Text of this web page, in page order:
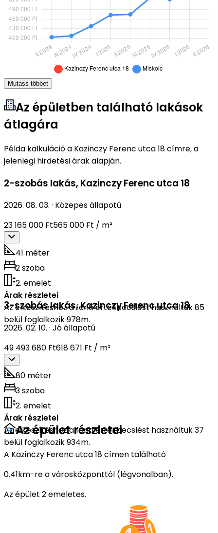
Mutass többet
Az épületben található lakások
átlagára
Példa kalkuláció a Kazinczy Ferenc utca 18 címre, a
jelenlegi hirdetési árak alapján.
2-szobás lakás, Kazinczy Ferenc utca 18
2026. 08. 03. · Közepes állapotú
23 165 000 Ft565 000 Ft / m²
41 méter
2 szoba
2. emelet
Árak részletei
Az elkészítéshez a fenti értékbecslést használtuk 85
belül foglalkozik 978m.
3-szobás lakás,Kazinczy Ferenc utca 18
2026. 02. 10. · Jó állapotú
49 493 680 Ft618 671 Ft / m²
80 méter
3 szoba
2. emelet
Árak részletei
Az elkészítéshez a fenti értékbecslést használtuk 37
belül foglalkozik 934m.
Az épület részletei
A Kazinczy Ferenc utca 18 címen található
0.41km-re a városközponttól (légvonalban).
Az épület 2 emeletes.